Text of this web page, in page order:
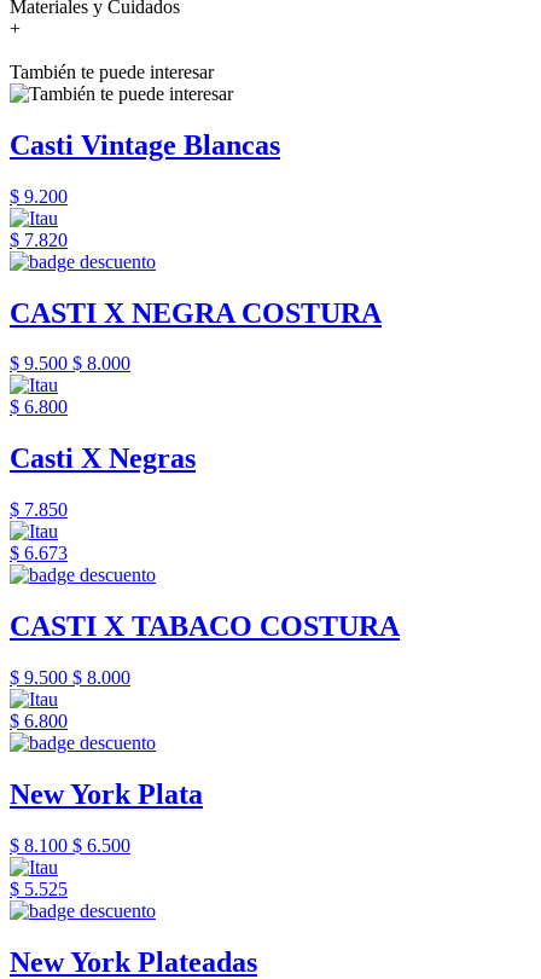
Materiales y Cuidados
+
También te puede interesar
Casti Vintage Blancas
$ 9.200
$ 7.820
CASTI X NEGRA COSTURA
$ 9.500 $ 8.000
$ 6.800
Casti X Negras
$ 7.850
$ 6.673
CASTI X TABACO COSTURA
$ 9.500 $ 8.000
$ 6.800
New York Plata
$ 8.100 $ 6.500
$ 5.525
New York Plateadas